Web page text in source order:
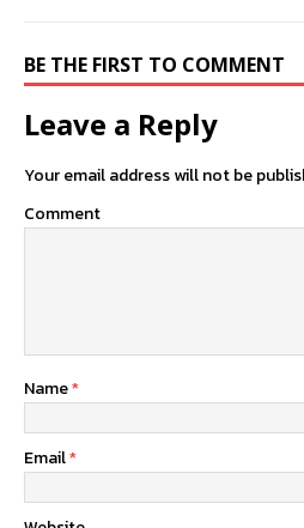
BE THE FIRST TO COMMENT
Leave a Reply
Your email address will not be
Comment
Name*
Email*